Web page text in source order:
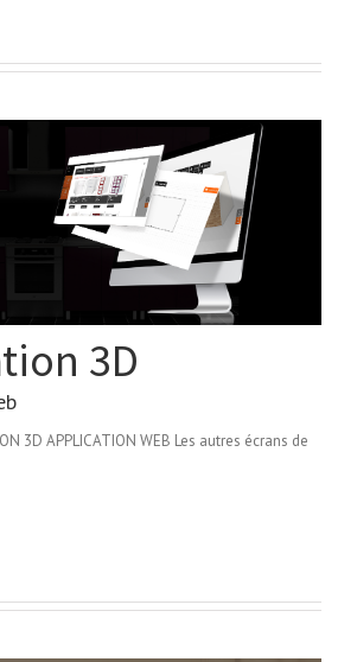
3D
3D APPLICATION WEB Les autres écrans de